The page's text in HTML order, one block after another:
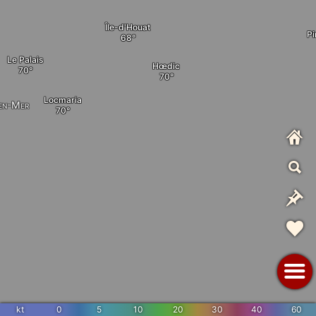
Hœdic
Île-d'Houat
Locmaria
Le Palais
Mer
kt 0 5 10 20 30 40 60